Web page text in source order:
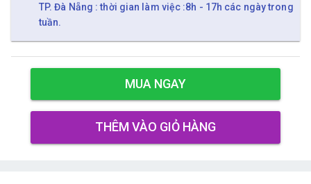
TP. Đà Nẵng : thời gian làm việc :8h - 17h các ngày trong
tuần.
MUA NGAY
THÊM VÀO GIỎ HÀNG